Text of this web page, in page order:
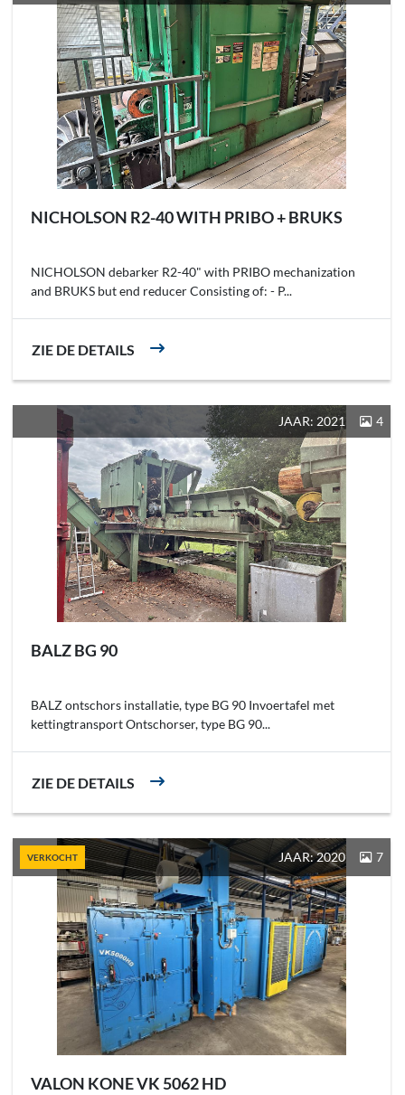
NICHOLSON R2-40 WITH PRIBO + BRUKS
NICHOLSON debarker R2-40" with PRIBO mechanization
and BRUKS but end reducer Consisting of: - P...
ZIE DE DETAILS
JAAR: 2021 4
BALZ BG 90
BALZ ontschors installatie, type BG 90 Invoertafel met
kettingtransport Ontschorser, type BG 90...
ZIE DE DETAILS
VERKOCHT JAAR: 2020 7
VALON KONE VK 5062 HD